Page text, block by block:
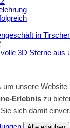
in
3D Sterne aus
unsere Website
Erlebnis zu
sich damit